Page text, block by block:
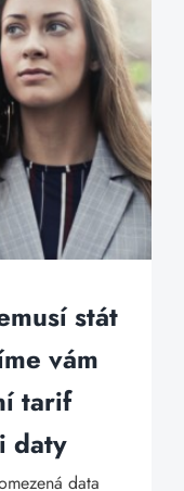
stát
vám
tarif
daty
data